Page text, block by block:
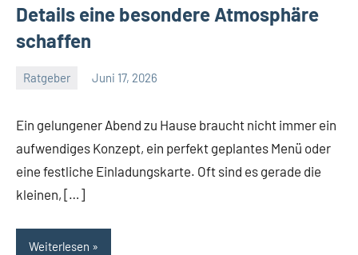
Details eine besondere Atmosphäre
schaffen
Ratgeber Juni 17, 2026
Ein gelungener Abend zu Hause braucht nicht immer ein
aufwendiges Konzept, ein perfekt geplantes Menü oder
eine festliche Einladungskarte. Oft sind es gerade die
kleinen, […]
Weiterlesen